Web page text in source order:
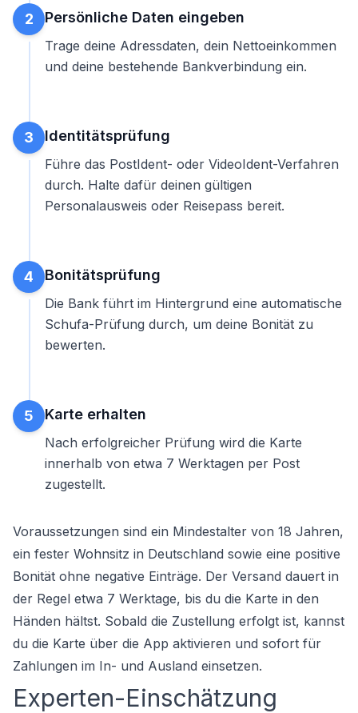
2 Persönliche Daten eingeben
Trage deine Adressdaten, dein Nettoeinkommen
und deine bestehende Bankverbindung ein.
3 Identitätsprüfung
Führe das PostIdent- oder VideoIdent-Verfahren
durch. Halte dafür deinen gültigen
Personalausweis oder Reisepass bereit.
4 Bonitätsprüfung
Die Bank führt im Hintergrund eine automatische
Schufa-Prüfung durch, um deine Bonität zu
bewerten.
5 Karte erhalten
Nach erfolgreicher Prüfung wird die Karte
innerhalb von etwa 7 Werktagen per Post
zugestellt.
Voraussetzungen sind ein Mindestalter von 18 Jahren,
ein fester Wohnsitz in Deutschland sowie eine positive
Bonität ohne negative Einträge. Der Versand dauert in
der Regel etwa 7 Werktage, bis du die Karte in den
Händen hältst. Sobald die Zustellung erfolgt ist, kannst
du die Karte über die App aktivieren und sofort für
Zahlungen im In- und Ausland einsetzen.
Experten-Einschätzung